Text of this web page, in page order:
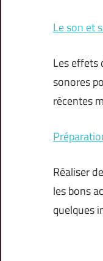
Le son et
Les effets
sonores
récentes
Réaliser
les bons
quelques